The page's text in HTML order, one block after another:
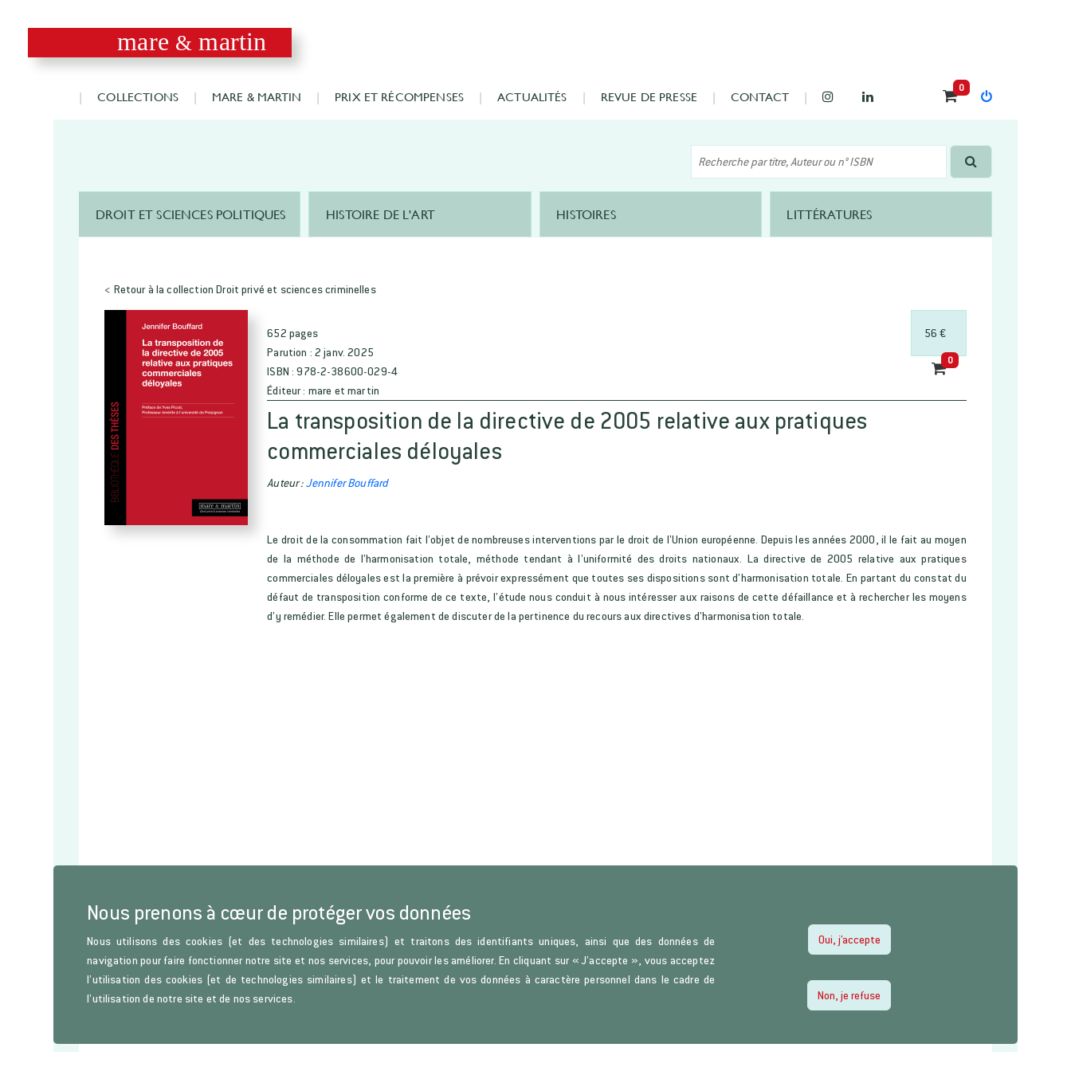
mare & martin
COLLECTIONS MARE & MARTIN PRIX ET RÉCOMPENSES ACTUALITÉS REVUE DE PRESSE CONTACT
0
DROIT ET SCIENCES POLITIQUES HISTOIRE DE L'ART HISTOIRES LITTÉRATURES
< Retour à la collection Droit privé et sciences criminelles
652 pages
Parution : 2 janv. 2025
ISBN : 978-2-38600-029-4
Éditeur : mare et martin
56 €
0
La transposition de la directive de 2005 relative aux pratiques
commerciales déloyales
Auteur :Jennifer Bouffard
Le droit de la consommation fait l’objet de nombreuses interventions par le droit de l’Union européenne. Depuis les années 2000, il le fait au moyen
de la méthode de l’harmonisation totale, méthode tendant à l’uniformité des droits nationaux. La directive de 2005 relative aux pratiques
commerciales déloyales est la première à prévoir expressément que toutes ses dispositions sont d’harmonisation totale. En partant du constat du
défaut de transposition conforme de ce texte, l’étude nous conduit à nous intéresser aux raisons de cette défaillance et à rechercher les moyens
d’y remédier. Elle permet également de discuter de la pertinence du recours aux directives d’harmonisation totale.
Nous prenons à cœur de protéger vos données
Nous utilisons des cookies (et des technologies similaires) et traitons des identifiants uniques, ainsi que des données de
navigation pour faire fonctionner notre site et nos services, pour pouvoir les améliorer. En cliquant sur « J’accepte », vous acceptez
l’utilisation des cookies (et de technologies similaires) et le traitement de vos données à caractère personnel dans le cadre de
l’utilisation de notre site et de nos services.
Oui, j'accepte
Non, je refuse